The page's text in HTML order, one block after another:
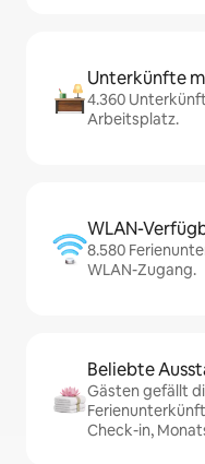
Unterkünfte
4.360
Arbeitsplatz.
WLAN-
8.580
WLAN-Zugang.
Beliebte
Gästen gefällt
Check-in,